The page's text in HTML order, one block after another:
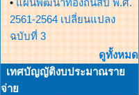
• แผนพัฒนาท้องถิ่นสีปี พ.ศ.
2561-2564 เปลี่ยนแปลง
ฉบับที่ 3
ดูทั้งหมด
เทศบัญญัติงบประมาณราย
จ่าย